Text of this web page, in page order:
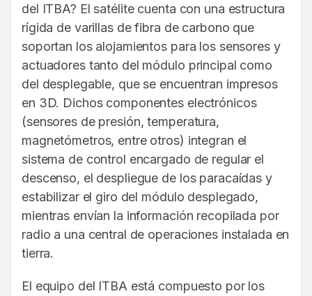
del ITBA? El satélite cuenta con una estructura
rígida de varillas de fibra de carbono que
soportan los alojamientos para los sensores y
actuadores tanto del módulo principal como
del desplegable, que se encuentran impresos
en 3D. Dichos componentes electrónicos
(sensores de presión, temperatura,
magnetómetros, entre otros) integran el
sistema de control encargado de regular el
descenso, el despliegue de los paracaídas y
estabilizar el giro del módulo desplegado,
mientras envían la información recopilada por
radio a una central de operaciones instalada en
tierra.
El equipo del ITBA está compuesto por los